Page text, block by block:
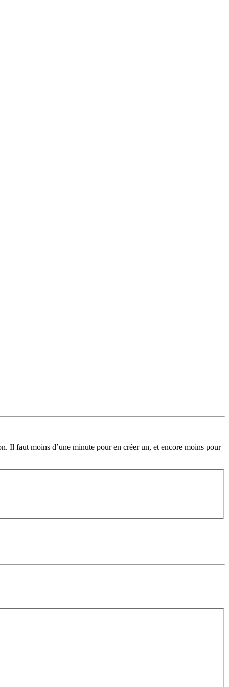
Il faut moins d’une minute pour en créer un, et encore moins pour